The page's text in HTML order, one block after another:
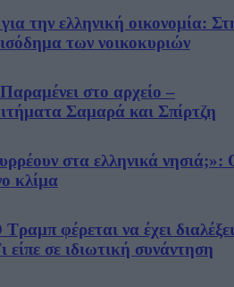
την ελληνική οικονομία:
των νοικοκυριών
στο αρχείο –
Σαμαρά και Σπίρτζη
στα ελληνικά νησιά;»:
κλίμα
φέρεται να έχει διαλέξει
είπε σε ιδιωτική συνάντηση